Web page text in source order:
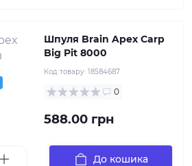
Шпуля Brain Apex Carp
Big Pit 8000
Код товару: 18584687
0
588.00 грн
До кошика